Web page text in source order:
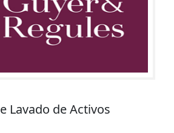
Lavado de Activos